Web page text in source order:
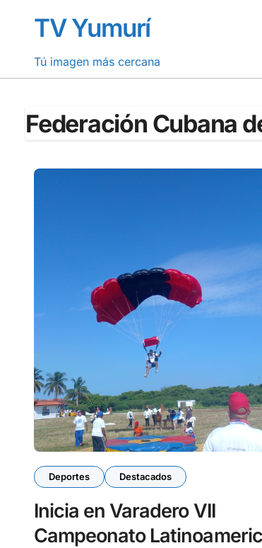
contenidoTV Yumurí
Tú imagen más cercana
Federación Cubana
Deportes Destacados
Inicia en Varadero VII
Campeonato